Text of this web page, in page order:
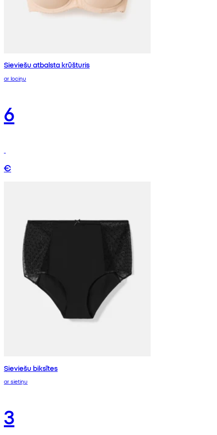
Sieviešu atbalsta krūšturis
ar lociņu
6
€
Sieviešu biksītes
ar sietiņu
3